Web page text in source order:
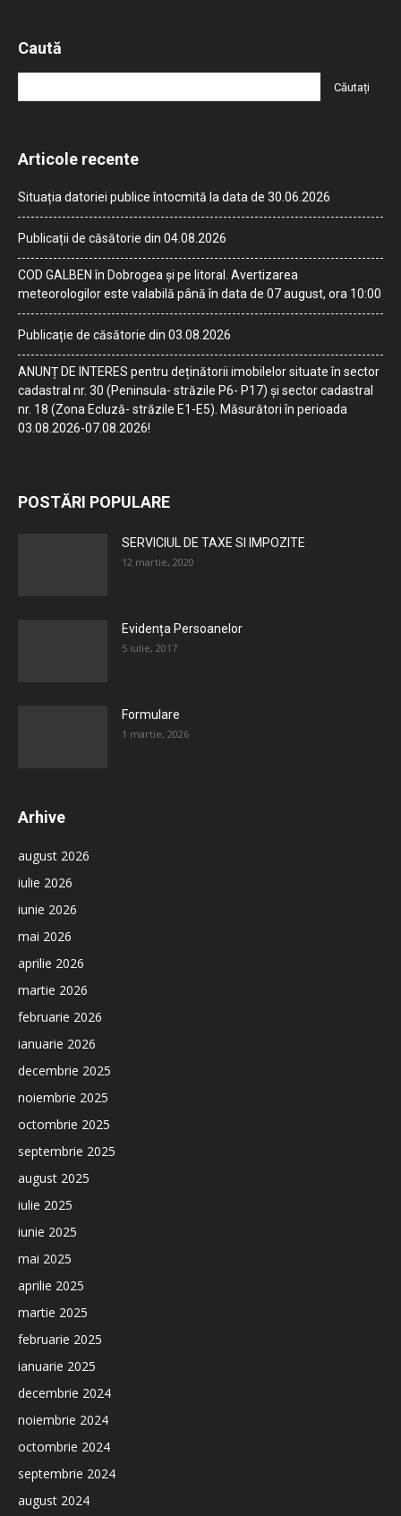
Caută
Articole recente
Situația datoriei publice întocmită la data de 30.06.2026
Publicații de căsătorie din 04.08.2026
COD GALBEN în Dobrogea și pe litoral. Avertizarea
meteorologilor este valabilă până în data de 07 august, ora 10:00
Publicație de căsătorie din 03.08.2026
ANUNȚ DE INTERES pentru deținătorii imobilelor situate în sector
cadastral nr. 30 (Peninsula- străzile P6- P17) și sector cadastral
nr. 18 (Zona Ecluză- străzile E1-E5). Măsurători în perioada
03.08.2026-07.08.2026!
POSTĂRI POPULARE
SERVICIUL DE TAXE SI IMPOZITE
12 martie, 2020
Evidența Persoanelor
5 iulie, 2017
Formulare
1 martie, 2026
Arhive
august 2026
iulie 2026
iunie 2026
mai 2026
aprilie 2026
martie 2026
februarie 2026
ianuarie 2026
decembrie 2025
noiembrie 2025
octombrie 2025
septembrie 2025
august 2025
iulie 2025
iunie 2025
mai 2025
aprilie 2025
martie 2025
februarie 2025
ianuarie 2025
decembrie 2024
noiembrie 2024
octombrie 2024
septembrie 2024
august 2024